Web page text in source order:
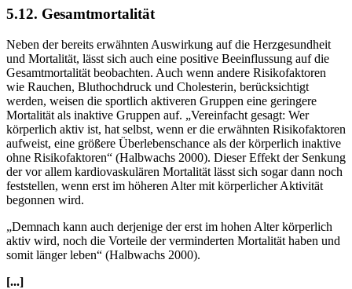
5.12. Gesamtmortalität
Neben der bereits erwähnten Auswirkung auf die Herzgesundheit
und Mortalität, lässt sich auch eine positive Beeinflussung auf die
Gesamtmortalität beobachten. Auch wenn andere Risikofaktoren
wie Rauchen, Bluthochdruck und Cholesterin, berücksichtigt
werden, weisen die sportlich aktiveren Gruppen eine geringere
Mortalität als inaktive Gruppen auf. „Vereinfacht gesagt: Wer
körperlich aktiv ist, hat selbst, wenn er die erwähnten Risikofaktoren
aufweist, eine größere Überlebenschance als der körperlich inaktive
ohne Risikofaktoren“ (Halbwachs 2000). Dieser Effekt der Senkung
der vor allem kardiovaskulären Mortalität lässt sich sogar dann noch
feststellen, wenn erst im höheren Alter mit körperlicher Aktivität
begonnen wird.
„Demnach kann auch derjenige der erst im hohen Alter körperlich
aktiv wird, noch die Vorteile der verminderten Mortalität haben und
somit länger leben“ (Halbwachs 2000).
[...]